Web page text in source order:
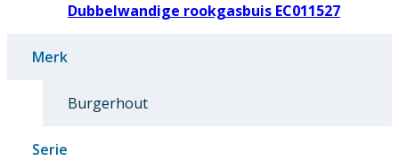
Dubbelwandige rookgasbuis EC011527
Merk
Burgerhout
Serie